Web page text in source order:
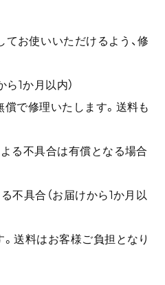
お使いいただけるよう、修
1か月以内）
で修理いたします。送料も
る不具合は有償となる場合
不具合（お届けから1か月以
送料はお客様ご負担となり